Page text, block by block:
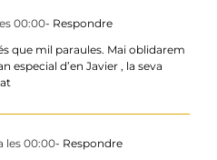
00:00- Respondre
que mil paraules. Mai oblidarem
especial d’en Javier , la seva
les 00:00- Respondre